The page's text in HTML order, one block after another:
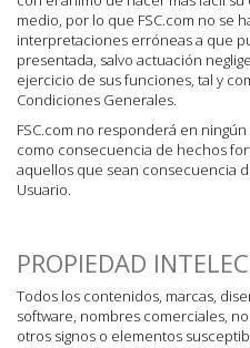
medio, por lo que FSC.com no se
interpretaciones erróneas a que
presentada, salvo actuación
ejercicio de sus funciones, tal y
Condiciones Generales.
FSC.com no responderá en
como consecuencia de hechos
aquellos que sean consecuencia
Usuario.
PROPIEDAD
Todos los contenidos, marcas,
software, nombres comerciales,
otros signos o elementos